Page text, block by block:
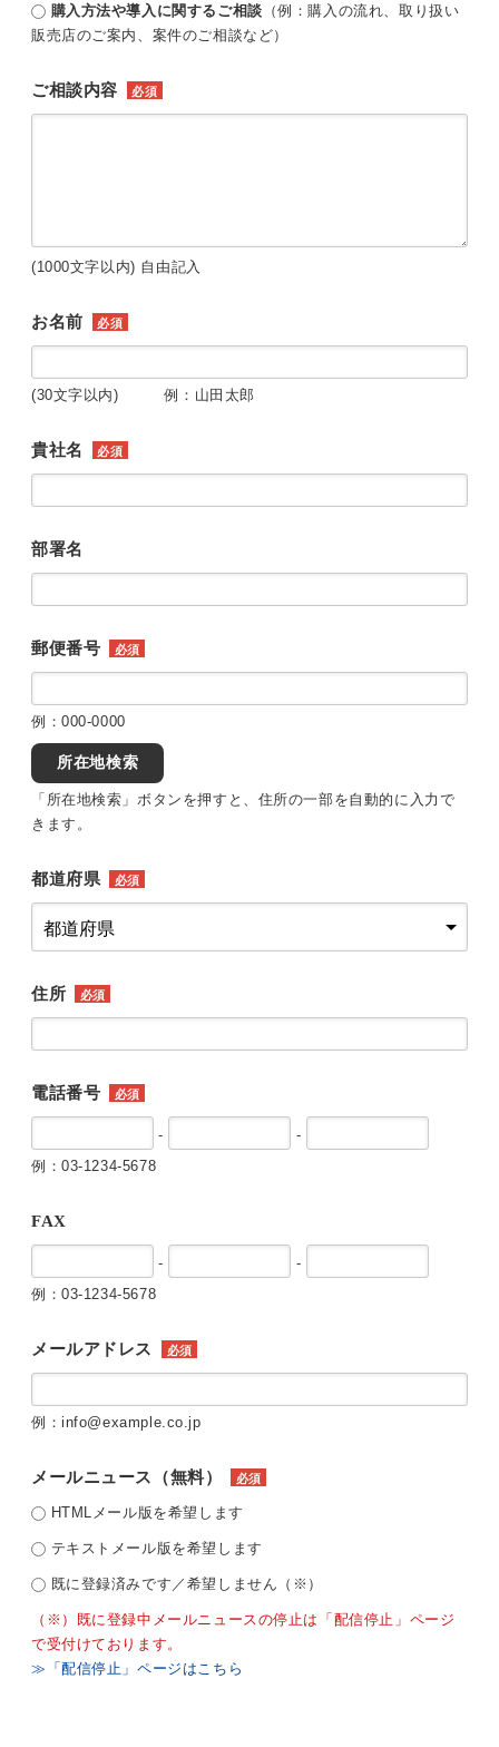
購入方法や導入に関するご相談 （例：購入の流れ、取り扱い
販売店のご案内、案件のご相談など）
ご相談内容 必須
(1000文字以内) 自由記入
お名前 必須
(30文字以内) 例：山田太郎
貴社名 必須
部署名
郵便番号 必須
例：000-0000
所在地検索
「所在地検索」ボタンを押すと、住所の一部を自動的に入力で
きます。
都道府県 必須
住所 必須
電話番号 必須
-
-
例：03-1234-5678
FAX
-
-
例：03-1234-5678
メールアドレス 必須
例：info@example.co.jp
メールニュース（無料） 必須
HTMLメール版を希望します
テキストメール版を希望します
既に登録済みです／希望しません（※）
（※）既に登録中メールニュースの停止は「配信停止」ページ
で受付けております。
≫「配信停止」ページはこちら